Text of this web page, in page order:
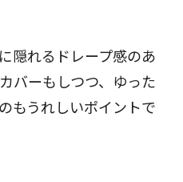
隠れるドレープ感のあ
バーもしつつ、ゆった
もうれしいポイントで